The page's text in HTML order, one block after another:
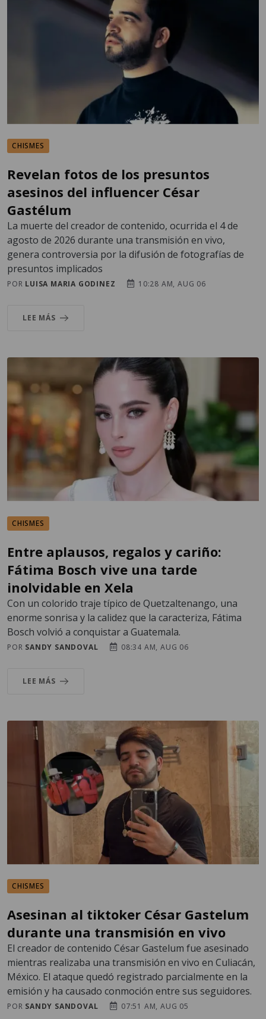
CHISMES
Revelan fotos de los presuntos
asesinos del influencer César
Gastélum
La muerte del creador de contenido, ocurrida el 4 de
agosto de 2026 durante una transmisión en vivo,
genera controversia por la difusión de fotografías de
presuntos implicados
POR LUISA MARIA GODINEZ 10:28 AM, AUG 06
LEE MÁS
CHISMES
Entre aplausos, regalos y cariño:
Fátima Bosch vive una tarde
inolvidable en Xela
Con un colorido traje típico de Quetzaltenango, una
enorme sonrisa y la calidez que la caracteriza, Fátima
Bosch volvió a conquistar a Guatemala.
POR SANDY SANDOVAL 08:34 AM, AUG 06
LEE MÁS
CHISMES
Asesinan al tiktoker César Gastelum
durante una transmisión en vivo
El creador de contenido César Gastelum fue asesinado
mientras realizaba una transmisión en vivo en Culiacán,
México. El ataque quedó registrado parcialmente en la
emisión y ha causado conmoción entre sus seguidores.
POR SANDY SANDOVAL 07:51 AM, AUG 05